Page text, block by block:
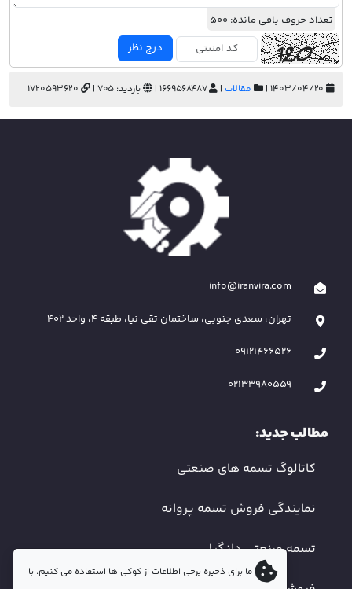
تعداد حروف باقی مانده: 500
درج نظر
مقالات |
1669568487 | بازدید: 705 | 1720593620
info@iranvira.com
تهران، سعدی جنوبی، ساختمان تقی نیا، طبقه 4، واحد 402
09121466526
02133980559
مطالب جدید:
کاتالوگ تسمه های صنعتی
نمایندگی فروش تسمه پروانه
تسمه صنعتی دانگیل
ما برای ذخیره برخی اطلاعات از کوکی ها استفاده می کنیم. با